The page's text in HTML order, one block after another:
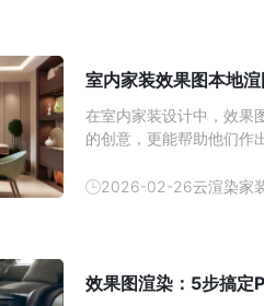
室内家装效果图本地
在室内家装设计中，效果
的创意，更能帮助他们作
方式逐渐成为了设计师们
2026-02-26云渲染家
效果图渲染：5步搞定